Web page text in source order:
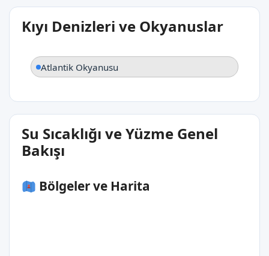
Kıyı Denizleri ve Okyanuslar
Atlantik Okyanusu
Su Sıcaklığı ve Yüzme Genel
Bakışı
Bölgeler ve Harita